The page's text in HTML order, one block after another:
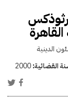
الدينية
القضائية:2000